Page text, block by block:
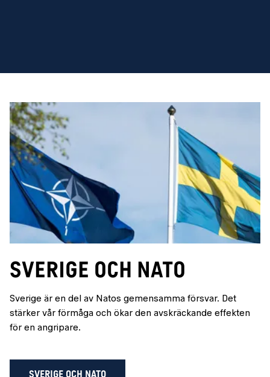
Sverige och Nato
Sverige är en del av Natos gemensamma försvar. Det
stärker vår förmåga och ökar den avskräckande effekten
för en angripare.
SVERIGE OCH NATO